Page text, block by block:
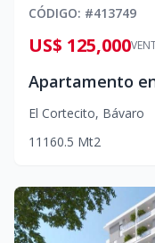
CÓDIGO: #413749
US$ 125,000
Apartamento
El Cortecito, Bávaro
1 1 160.5 Mt2